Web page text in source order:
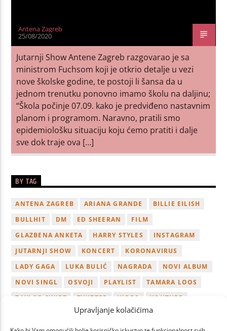
Upravljanje kolačićima
Antena Zagreb
25/08/2020
Jutarnji Show Antene Zagreb razgovarao je sa
ministrom Fuchsom koji je otkrio detalje u vezi
nove školske godine, te postoji li šansa da u
jednom trenutku ponovno imamo školu na daljinu;
“Škola počinje 07.09. kako je predviđeno nastavnim
planom i programom. Naravno, pratili smo
epidemiološku situaciju koju ćemo pratiti i dalje
sve dok traje ova […]
BY TAG
ANTENA ZAGREB ARIANA GRANDE
BILLIE EILISH
BULLHIT
DM ED SHEERAN
FILM
GLAZBENA ANKETA
HARRY STYLES
INSTAGRAM
JUTARNJI SHOW
KONCERT
KORONAVIRUS
LADY GAGA
LUKA BULIĆ NAGRADA
NOVI ALBUM
NOVI SINGL
OSVOJI PLAYLIST
TAMARA LOOS
TAYLOR SWIFT
TWITTER VIDEO
YOUTUBE